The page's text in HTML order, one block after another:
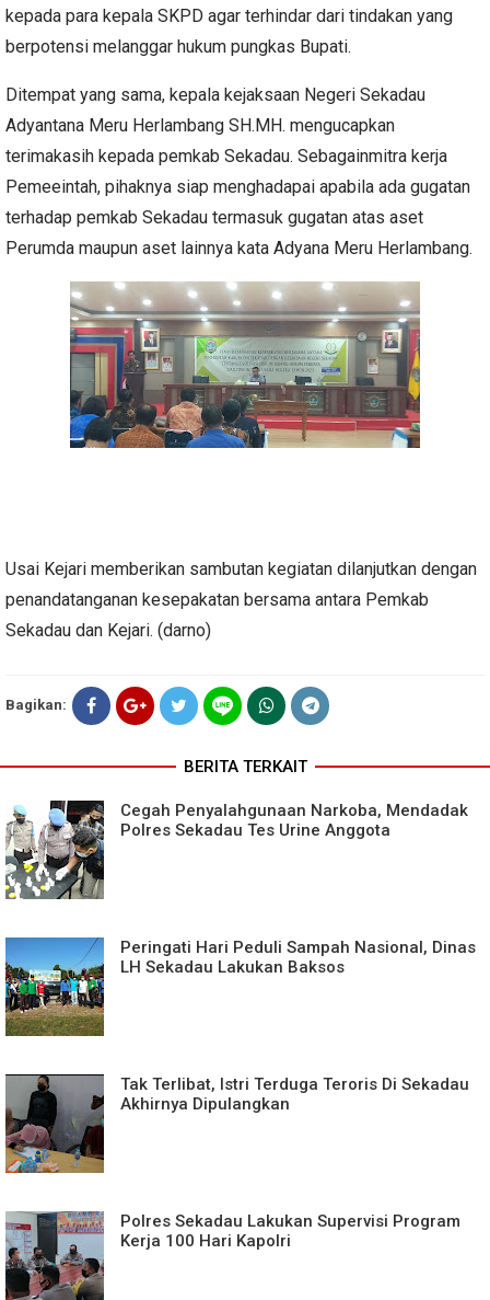
kepada para kepala SKPD agar terhindar dari tindakan yang
berpotensi melanggar hukum pungkas Bupati.
Ditempat yang sama, kepala kejaksaan Negeri Sekadau
Adyantana Meru Herlambang SH.MH. mengucapkan
terimakasih kepada pemkab Sekadau. Sebagainmitra kerja
Pemeeintah, pihaknya siap menghadapai apabila ada gugatan
terhadap pemkab Sekadau termasuk gugatan atas aset
Perumda maupun aset lainnya kata Adyana Meru Herlambang.
Usai Kejari memberikan sambutan kegiatan dilanjutkan dengan
penandatanganan kesepakatan bersama antara Pemkab
Sekadau dan Kejari. (darno)
Bagikan:
BERITA TERKAIT
Cegah Penyalahgunaan Narkoba, Mendadak
Polres Sekadau Tes Urine Anggota
Peringati Hari Peduli Sampah Nasional, Dinas
LH Sekadau Lakukan Baksos
Tak Terlibat, Istri Terduga Teroris Di Sekadau
Akhirnya Dipulangkan
Polres Sekadau Lakukan Supervisi Program
Kerja 100 Hari Kapolri